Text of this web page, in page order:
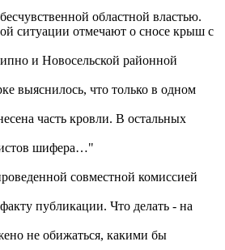
областной властью.
ситуации отмечают о сносе крыш с
и Новосельской районной
выяснилось, что только в одном
часть кровли. В остальных
шифера…"
совместной комиссией
публикации. Что делать - на
не обижаться, какими бы